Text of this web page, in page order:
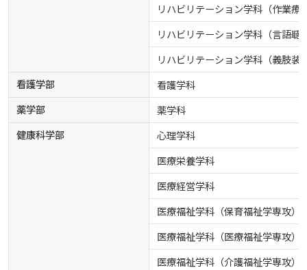
リハビリテーション学科（作業療
リハビリテーション学科（言語聴
リハビリテーション学科（義肢装
看護学部
看護学科
薬学部
薬学科
健康科学部
心理学科
医療栄養学科
医療経営学科
医療福祉学科（保育福祉学専攻）
医療福祉学科（医療福祉学専攻）
医療福祉学科（介護福祉学専攻）